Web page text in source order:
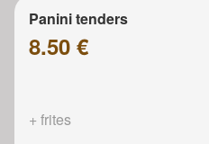
Panini tenders
8.50 €
+ frites